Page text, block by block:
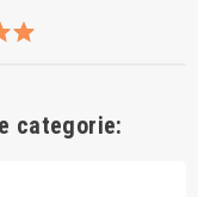
categorie: